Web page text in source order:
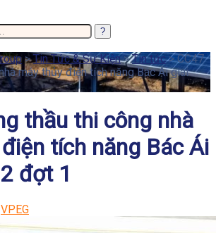
>Tin Tức & Sự Kiện>Tin tức>CC47
máy thủy điện tích năng Bác Ái giai
thầu thi công nhà
tích năng Bác Ái
đợt 1
VPEG